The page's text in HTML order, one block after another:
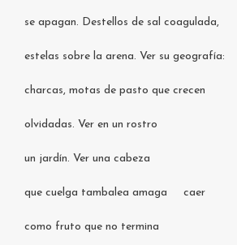
se apagan. Destellos de sal coagulada,
estelas sobre la arena. Ver su geografía:
charcas, motas de pasto que crecen
olvidadas. Ver en un rostro
un jardín. Ver una cabeza
que cuelga tambalea amaga caer
como fruto que no termina